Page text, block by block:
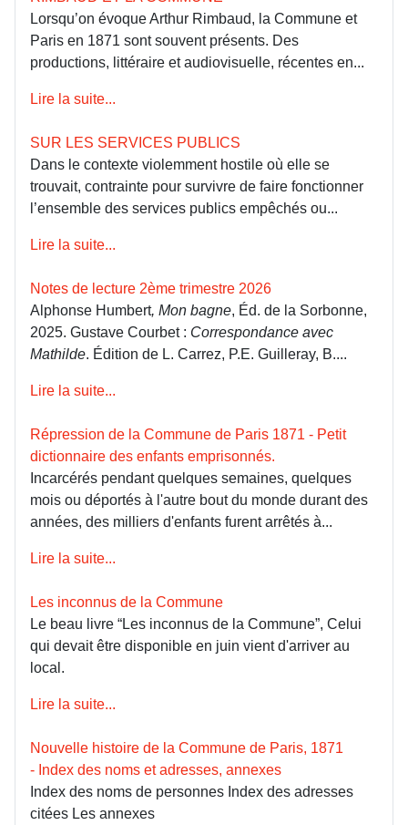
Lorsqu’on évoque Arthur Rimbaud, la Commune et
Paris en 1871 sont souvent présents. Des
productions, littéraire et audiovisuelle, récentes en...
Lire la suite...
SUR LES SERVICES PUBLICS
Dans le contexte violemment hostile où elle se
trouvait, contrainte pour survivre de faire fonctionner
l’ensemble des services publics empêchés ou...
Lire la suite...
Notes de lecture 2ème trimestre 2026
Alphonse Humbert, Mon bagne, Éd. de la Sorbonne,
2025. Gustave Courbet : Correspondance avec
Mathilde. Édition de L. Carrez, P.E. Guilleray, B....
Lire la suite...
Répression de la Commune de Paris 1871 - Petit
dictionnaire des enfants emprisonnés.
Incarcérés pendant quelques semaines, quelques
mois ou déportés à l'autre bout du monde durant des
années, des milliers d'enfants furent arrêtés à...
Lire la suite...
Les inconnus de la Commune
Le beau livre “Les inconnus de la Commune”, Celui
qui devait être disponible en juin vient d'arriver au
local.
Lire la suite...
Nouvelle histoire de la Commune de Paris, 1871
- Index des noms et adresses, annexes
Index des noms de personnes Index des adresses
citées Les annexes